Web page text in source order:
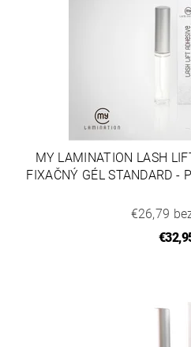
MY LAMINATION LASH
FIXAČNÝ GÉL STANDARD -
€26,79